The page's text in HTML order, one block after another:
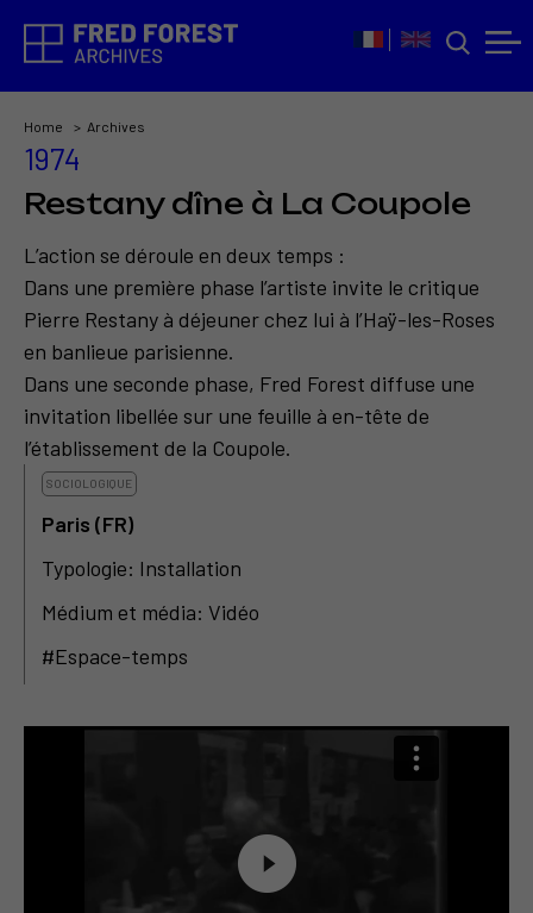
Home Archives
1974
Restany dîne à La Coupole
L’action se déroule en deux temps :
Dans une première phase l’artiste invite le critique
Pierre Restany à déjeuner chez lui à l’Haÿ-les-Roses
en banlieue parisienne.
Dans une seconde phase, Fred Forest diffuse une
invitation libellée sur une feuille à en-tête de
l’établissement de la Coupole.
SOCIOLOGIQUE
Paris (FR)
Typologie: Installation
Médium et média: Vidéo
#Espace-temps